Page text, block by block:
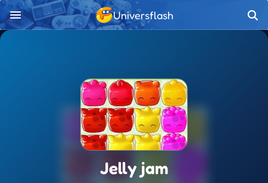
Universflash
Jelly jam